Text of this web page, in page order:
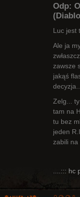
Odp:
Luc jest
Ale ja
zawsze
jakąś
Zelg...
tam na
tu bez
jeden
zabili
....::: hc